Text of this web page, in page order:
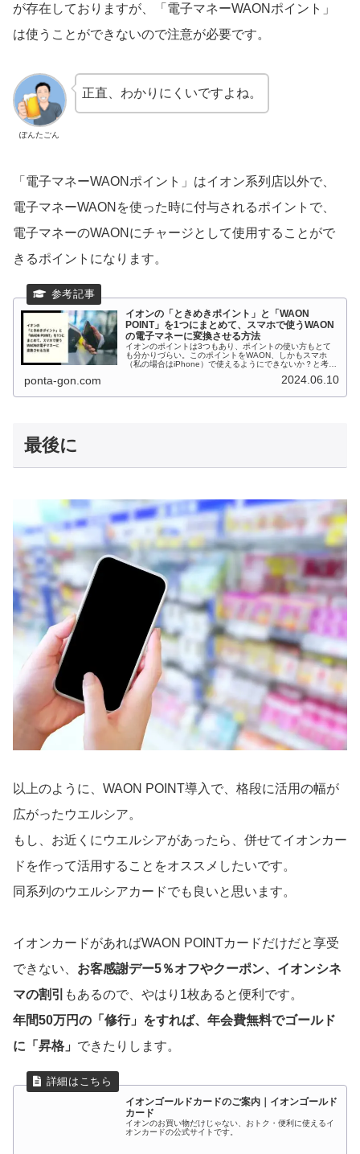
が存在しておりますが、「電子マネーWAONポイント」
は使うことができないので注意が必要です。
ぽんたごん
正直、わかりにくいですよね。
「電子マネーWAONポイント」はイオン系列店以外で、
電子マネーWAONを使った時に付与されるポイントで、
電子マネーのWAONにチャージとして使用することがで
きるポイントになります。
イオンの「ときめきポイント」と「WAON
POINT」を1つにまとめて、スマホで使うWAON
の電子マネーに変換させる方法
イオンのポイントは3つもあり、ポイントの使い方もとて
も分かりづらい。このポイントをWAON、しかもスマホ
（私の場合はiPhone）で使えるようにできないか？と考え
ponta-gon.com 2024.06.10
最後に
以上のように、WAON POINT導入で、格段に活用の幅が
広がったウエルシア。
もし、お近くにウエルシアがあったら、併せてイオンカー
ドを作って活用することをオススメしたいです。
同系列のウエルシアカードでも良いと思います。
イオンカードがあればWAON POINTカードだけだと享受
できない、 お客感謝デー5％オフやクーポン、イオンシネ
マの割引 もあるので、やはり1枚あると便利です。
年間50万円の「修行」をすれば、年会費無料でゴールド
に「昇格」 できたりします。
イオンゴールドカードのご案内｜イオンゴールド
カード
イオンのお買い物だけじゃない、おトク・便利に使えるイ
オンカードの公式サイトです。